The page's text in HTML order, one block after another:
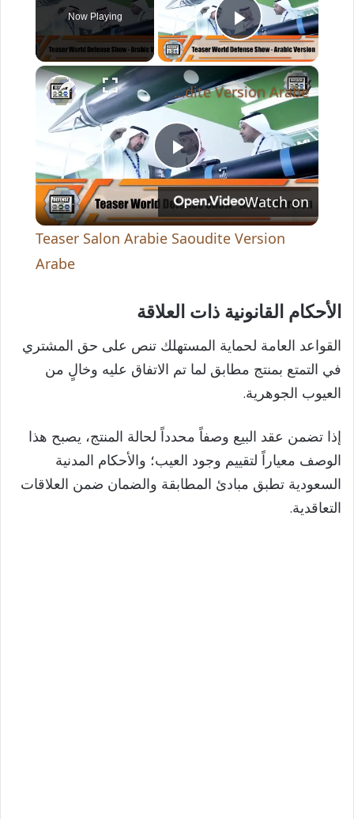
Play Video
Now Playing
×
P
l
y
V
d
Teaser Salon Arabie Saoudite Version Arabe
Watch on
Teaser Salon Arabie Saoudite Version
Arabe
الأحكام القانونية ذات العلاقة
القواعد العامة لحماية المستهلك تنص على حق المشتري
في التمتع بمنتج مطابق لما تم الاتفاق عليه وخالٍ من
العيوب الجوهرية.
إذا تضمن عقد البيع وصفاً محدداً لحالة المنتج، يصبح هذا
الوصف معياراً لتقييم وجود العيب؛ والأحكام المدنية
السعودية تطبق مبادئ المطابقة والضمان ضمن العلاقات
التعاقدية.